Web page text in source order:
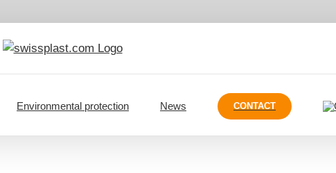
Environmental protection News CONTACT